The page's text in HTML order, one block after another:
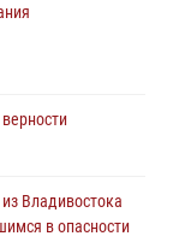
как
Владивостока
в опасности